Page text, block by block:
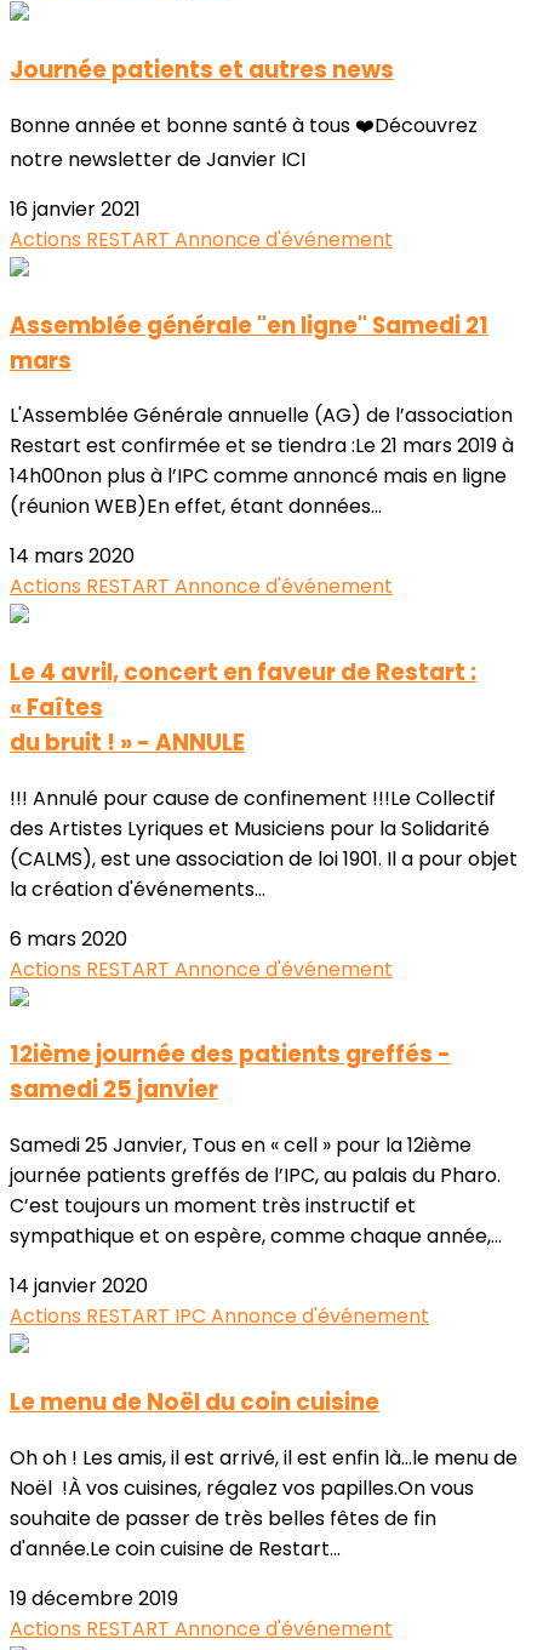
Journée patients et autres news
Bonne année et bonne santé à tous ❤️Découvrez
notre newsletter de Janvier ICI
16 janvier 2021
Actions RESTART Annonce d'événement
Assemblée générale "en ligne" Samedi 21
mars
L'Assemblée Générale annuelle (AG) de l’association
Restart est confirmée et se tiendra :Le 21 mars 2019 à
14h00non plus à l’IPC comme annoncé mais en ligne
(réunion WEB)En effet, étant données...
14 mars 2020
Actions RESTART Annonce d'événement
Le 4 avril, concert en faveur de Restart :
« Faîtes
du bruit ! » - ANNULE
!!! Annulé pour cause de confinement !!!Le Collectif
des Artistes Lyriques et Musiciens pour la Solidarité
(CALMS), est une association de loi 1901. Il a pour objet
la création d'événements...
6 mars 2020
Actions RESTART Annonce d'événement
12ième journée des patients greffés -
samedi 25 janvier
Samedi 25 Janvier, Tous en « cell » pour la 12ième
journée patients greffés de l’IPC, au palais du Pharo.
C’est toujours un moment très instructif et
sympathique et on espère, comme chaque année,...
14 janvier 2020
Actions RESTART IPC Annonce d'événement
Le menu de Noël du coin cuisine
Oh oh ! Les amis, il est arrivé, il est enfin là...le menu de
Noël !À vos cuisines, régalez vos papilles.On vous
souhaite de passer de très belles fêtes de fin
d'année.Le coin cuisine de Restart...
19 décembre 2019
Actions RESTART Annonce d'événement